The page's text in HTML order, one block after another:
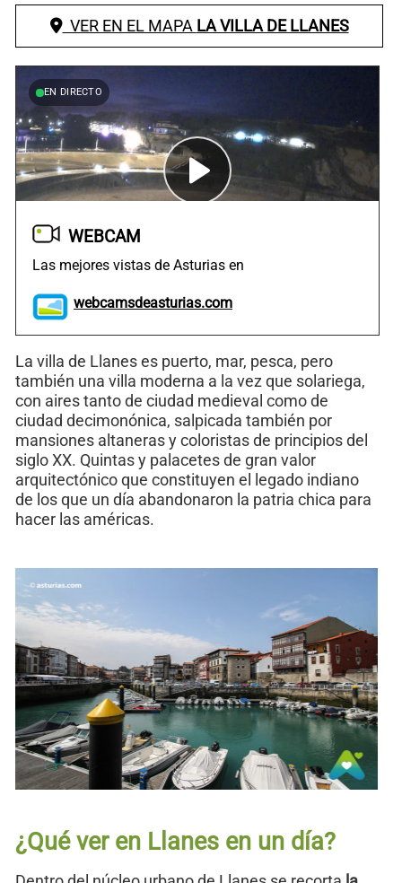
VER EN EL MAPA LA VILLA DE LLANES
EN DIRECTO
WEBCAM
Las mejores vistas de Asturias en
webcamsdeasturias.com
La villa de Llanes es puerto, mar, pesca, pero
también una villa moderna a la vez que solariega,
con aires tanto de ciudad medieval como de
ciudad decimonónica, salpicada también por
mansiones altaneras y coloristas de principios del
siglo XX. Quintas y palacetes de gran valor
arquitectónico que constituyen el legado indiano
de los que un día abandonaron la patria chica para
hacer las américas.
¿Qué ver en Llanes en un día?